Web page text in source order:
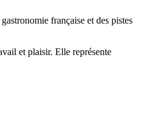
française et des pistes
et plaisir. Elle représente